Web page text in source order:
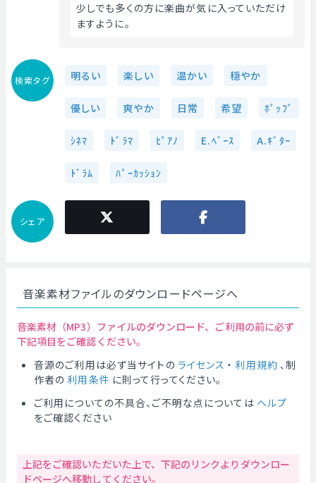
少しでも多くの方に楽曲が気に入っていただけ
ますように。
検索タグ 明るい 楽しい 温かい 穏やか
優しい 爽やか 日常 希望 ﾎﾟｯﾌﾟ
ｼﾈﾏ ﾄﾞﾗﾏ ﾋﾟｱﾉ E.ﾍﾞｰｽ A.ｷﾞﾀｰ
ﾄﾞﾗﾑ ﾊﾟｰｶｯｼｮﾝ
シェア
音楽素材ファイルのダウンロードページへ
音楽素材（MP3）ファイルのダウンロード、ご利用の前に必ず
下記項目をご確認ください。
音源のご利用は必ず当サイトの ライセンス ・ 利用規約 、制
作者の 利用条件 に則って行ってください。
ご利用についての不具合、ご不明な点については ヘルプ
をご確認ください
上記をご確認いただいた上で、下記のリンクよりダウンロー
ドページへ移動してください。